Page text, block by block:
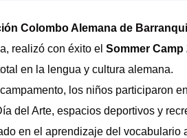
Colombo Alemana de
realizó con éxito el Sommer Camp
en la lengua y cultura alemana.
los niños participaron
del Arte, espacios deportivos y
en el aprendizaje del